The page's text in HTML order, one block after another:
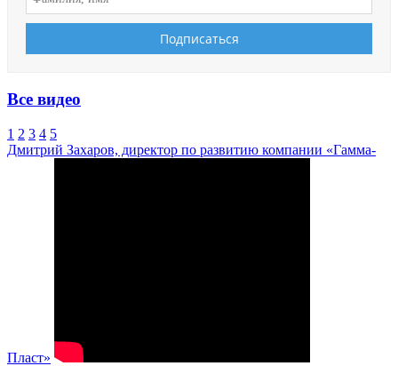
Все видео
1 2 3 4 5
Дмитрий Захаров, директор по развитию компании «Гамма-
Пласт»